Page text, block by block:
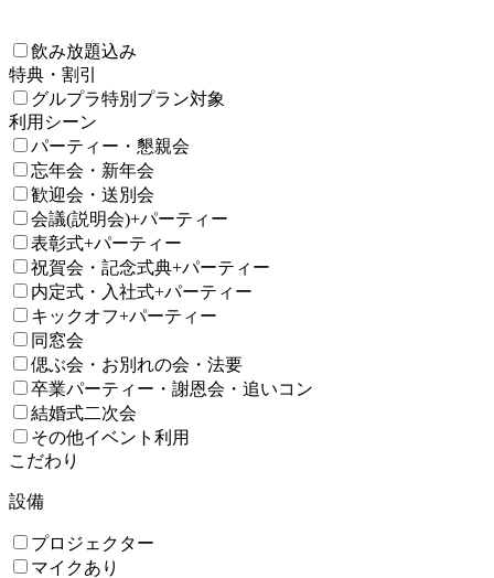
飲み放題込み
特典・割引
グルプラ特別プラン対象
利用シーン
パーティー・懇親会
忘年会・新年会
歓迎会・送別会
会議(説明会)+パーティー
表彰式+パーティー
祝賀会・記念式典+パーティー
内定式・入社式+パーティー
キックオフ+パーティー
同窓会
偲ぶ会・お別れの会・法要
卒業パーティー・謝恩会・追いコン
結婚式二次会
その他イベント利用
こだわり
設備
プロジェクター
マイクあり